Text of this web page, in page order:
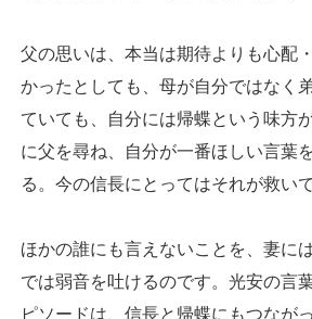
父の思いは、本当は期待よりも心配
かったとしても、母が自分ではなく
ていても、自分には帰蝶という味方
に父を尋ね、自分が一番ほしい言葉
る。今の信長にとってはそれが救いで
ほかの誰にも言えないことを、妻に
では弱音を吐けるのです。光安の言
ピソードは、信長と帰蝶にもつなが